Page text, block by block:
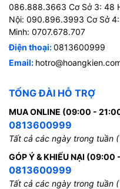
086.888.3663 Cơ Sở 3: 48
Nội: 090.896.3993 Cơ Sở
Minh: 0707.678.707
Điện thoại:0813600999
Email:
TỔNG ĐÀI HỖ TRỢ
MUA ONLINE (09:00 -
0813600999
Tất cả các ngày trong tuần
GÓP Ý & KHIẾU NẠI (09:00
0813600999
Tất cả các ngày trong tuần